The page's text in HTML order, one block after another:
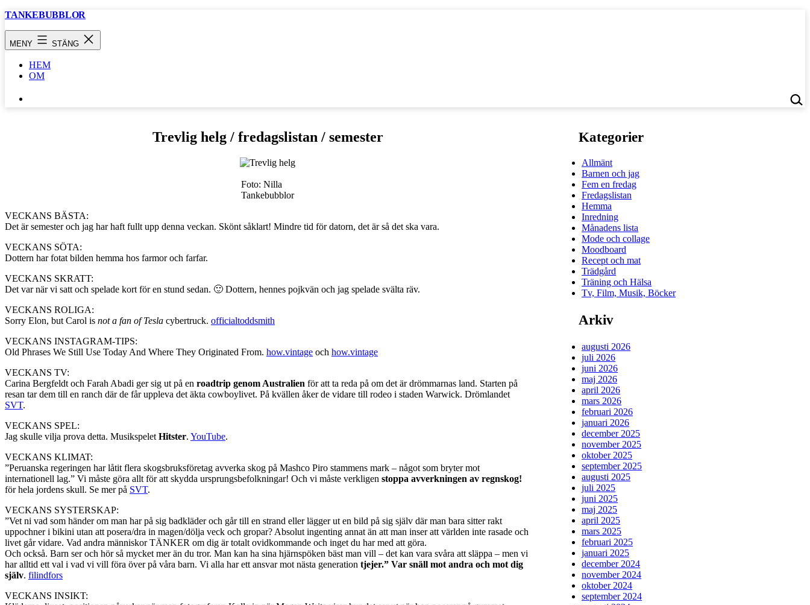
Hoppa
TANKEBUBBLOR
MENY STÄNG
HEM
OM
…
Trevlig helg / fredagslistan / semester
Foto: Nilla
Tankebubblor
VECKANS BÄSTA:
Det är semester och jag har haft fullt upp denna veckan. Skönt såklart! Mindre tid för datorn, det är så det ska vara.
VECKANS SÖTA:
Dottern har fotat bilden hemma hos farmor och farfar.
VECKANS SKRATT:
Det var när vi satt och spelade kort för en stund sedan. 🙂 Dottern, hennes pojkvän och jag spelade svälta räv.
VECKANS ROLIGA:
Sorry Elon, but Carol is not a fan of Tesla cybertruck. officialtoddsmith
VECKANS INSTAGRAM-TIPS:
Old Phrases We Still Use Today And Where They Originated From. how.vintage och how.vintage
VECKANS TV:
Carina Bergfeldt och Farah Abadi ger sig ut på en roadtrip genom Australien för att ta reda på om det är drömmarnas land. Starten på
resan tar dem till en ranch där de får uppleva det äkta cowboylivet. På kvällen åker de vidare till rodeo i staden Warwick. Drömlandet
SVT.
VECKANS SPEL:
Jag skulle vilja prova detta. Musikspelet Hitster. YouTube.
VECKANS KLIMAT:
”Peruanska regeringen har låtit flera skogsbruksföretag avverka skog på Mashco Piro stammens mark – något som bryter mot
internationell lag.” Vi måste göra allt för att skydda ursprungsbefolkningar! Och vi måste verkligen stoppa avverkningen av regnskog!
för hela jordens skull. Se mer på SVT.
VECKANS SYSTERSKAP:
”Vet ni vad som händer om man har på sig badkläder och går till en strand eller lägger ut en bild på sig själv där man bara sitter rakt
uppochner i bikini utan att posera/dra in magen/dölja veck och gropar? Absolut ingenting annat än att man inser att världen inte rasade och
livet går vidare. Vad andra människor TÄNKER om dig är totalt ovidkommande och inget du har med att göra.
Och också. Barn ser och hör så mycket mer än du tror. Man kan ha sina hjärnspöken bäst man vill – det kan vara svåra att släppa – men vi
har alltid ett val i vad vi vill föra över på våra barn. Vi alla har ett ansvar mot nästa generation tjejer.” Var snäll mot andra och mot dig
själv. filindfors
VECKANS INSIKT:
Kategorier
Allmänt
Barnen och jag
Fem en fredag
Fredagslistan
Hemma
Inredning
Månadens lista
Mode och collage
Moodboard
Recept och mat
Trädgård
Träning och Hälsa
Tv, Film, Musik, Böcker
Arkiv
augusti 2026
juli 2026
juni 2026
maj 2026
april 2026
mars 2026
februari 2026
januari 2026
december 2025
november 2025
oktober 2025
september 2025
augusti 2025
juli 2025
juni 2025
maj 2025
april 2025
mars 2025
februari 2025
januari 2025
december 2024
november 2024
oktober 2024
september 2024